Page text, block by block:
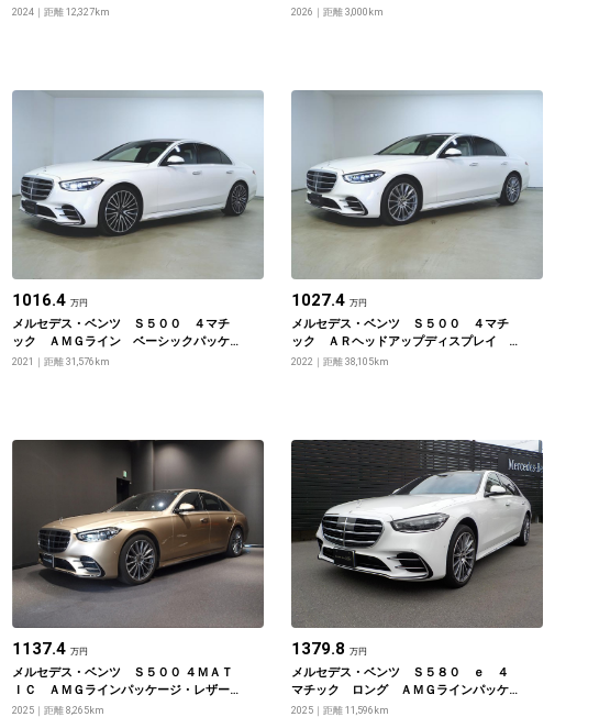
エクスクルーシブパッケージ・ドライバ
2024 距離 12,327km
シブパッケージ・ベーシックパッケージ
2026 距離 3,000km
1016.4万円
メルセデス・ベンツ Ｓ５００ ４マチ
ック ＡＭＧライン ベーシックパッケ
ージ レザーエクスクルーシブパッケー
2021 距離 31,576km
1027.4万円
メルセデス・ベンツ Ｓ５００ ４マチ
ック ＡＲヘッドアップディスプレイ
３Ｄコクピットディスプレイ ＡＭＧラ
2022 距離 38,105km
1137.4万円
メルセデス・ベンツ Ｓ５００ ４ＭＡＴ
ＩＣ ＡＭＧラインパッケージ・レザー
エクスクルーシブパッケージ・ベーシッ
2025 距離 8,265km
1379.8万円
メルセデス・ベンツ Ｓ５８０ ｅ ４
マチック ロング ＡＭＧラインパッケ
ージ Ｂｕｒｍｅｓｔｅｒハイエンド４
2025 距離 11,596km